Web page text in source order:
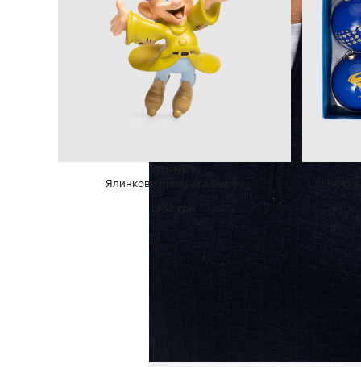
DISNEY
Ялинкова прикраса Dopey
932 грн
Набір